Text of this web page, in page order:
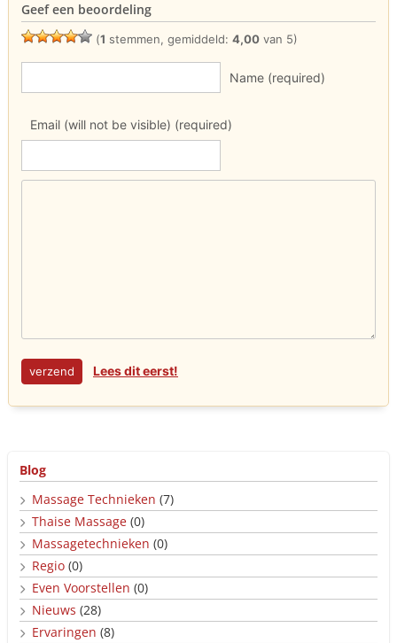
Geef een beoordeling
(1 stemmen, gemiddeld: 4,00 van 5)
Name (required)
Email (will not be visible) (required)
Lees dit eerst!
Blog
Massage Technieken (7)
Thaise Massage (0)
Massagetechnieken (0)
Regio (0)
Even Voorstellen (0)
Nieuws (28)
Ervaringen (8)